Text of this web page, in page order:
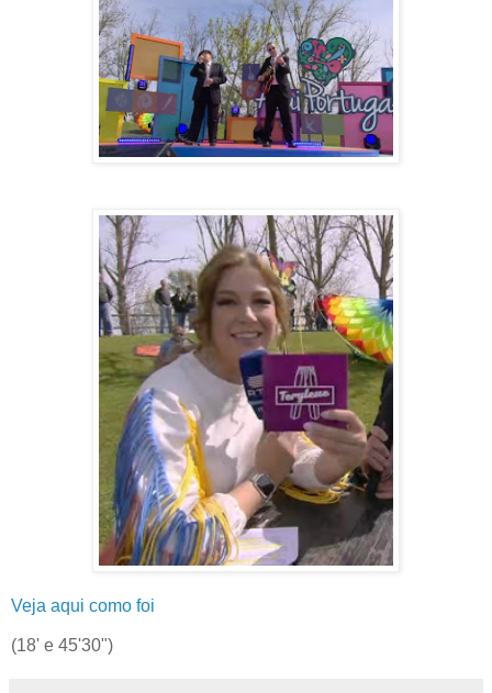
Veja aqui como foi
(18' e 45'30")